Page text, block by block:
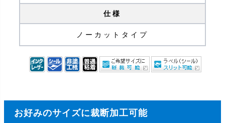
仕様
ノーカットタイプ
お好みのサイズに裁断加工可能